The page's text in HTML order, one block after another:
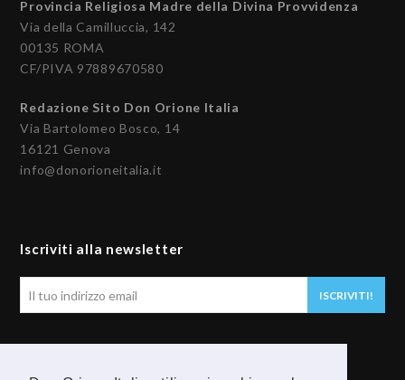
Provincia Religiosa Madre della Divina Provvidenza
Via della Camilluccia, 142
00135 ROMA
CF/PIVA 97889670580
Redazione Sito Don Orione Italia
Via Bartolomeo Bosco, 14
16121 Genova
info@donorioneitalia.it
Iscriviti alla newsletter
tuo
ISCRIVITI!